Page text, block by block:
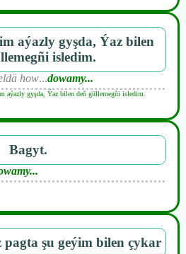
aýazly gyşda, Ýaz bilen
isledim.
how...dowamy...
aýazly gyşda, Ýaz bilen deñ güllemegñi isledim.
Bagyt.
pagta şu geýim bilen çykar